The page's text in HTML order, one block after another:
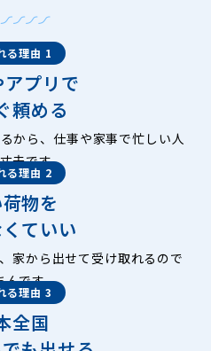
る理由 1
プリで
頼める
から、仕事や家事で忙しい人
夫です。
る理由 2
物を
ていい
家から出せて受け取れるので
んです。
る理由 3
全国